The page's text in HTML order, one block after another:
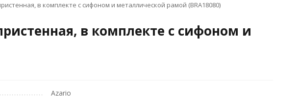
в комплекте с сифоном и металлической рамой (BRA18080)
в комплекте с сифоном и
Azario